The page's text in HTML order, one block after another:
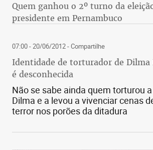
Quem ganhou o 2º turno da
presidente em Pernambuco
07:00 - 20/06/2012- Compartilhe
Identidade de torturador de Dilma
é desconhecida
Não se sabe ainda quem torturou
Dilma e a levou a vivenciar cenas
terror nos porões da ditadura